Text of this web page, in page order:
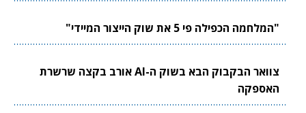
"המלחמה הכפילה פי 5 את שוק הייצור המיידי"
צוואר הבקבוק הבא בשוק ה-AI אורב בקצה שרשרת
האספקה